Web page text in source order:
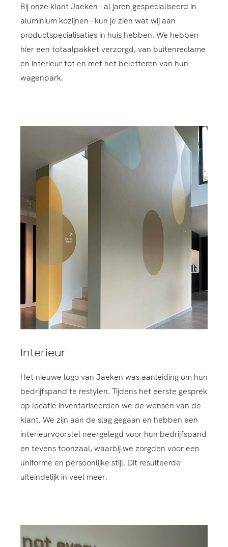
Bij onze klant Jaeken - al jaren gespecialiseerd in
aluminium kozijnen - kun je zien wat wij aan
productspecialisaties in huis hebben. We hebben
hier een totaalpakket verzorgd, van buitenreclame
en interieur tot en met het beletteren van hun
wagenpark.
Interieur
Het nieuwe logo van Jaeken was aanleiding om hun
bedrijfspand te restylen. Tijdens het eerste gesprek
op locatie inventariseerden we de wensen van de
klant. We zijn aan de slag gegaan en hebben een
interieurvoorstel neergelegd voor hun bedrijfspand
en tevens toonzaal, waarbij we zorgden voor een
uniforme en persoonlijke stijl. Dit resulteerde
uiteindelijk in veel meer.